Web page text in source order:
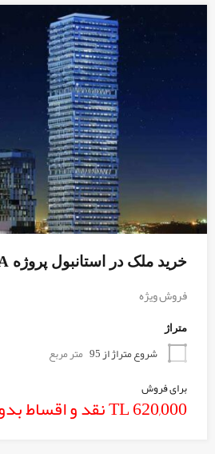
خرید ملک در استانبول پروژه PANORAMA
فروش ویژه
متراژ
شروع متراژ از 95
متر مربع
برای فروش
620,000 TL نقد و اقساط بدون بهره